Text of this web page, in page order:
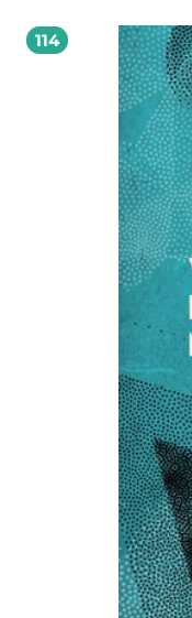
pokazywać ― nawet jeśli
odbiorców. W końcu
wykresami do pełnych
ten sposób, dzięki
swoich partnerów do własnych pomysłów.
analizowania bardzo dużych ilości danych
efektywnego rozdzielania danych na
przygotowywania raportów i
nawigacyjnych przygotowania analiz typu „co, jeśli” MS Excel: najbardziej przydatne
wnioski wyciągniesz ze
114